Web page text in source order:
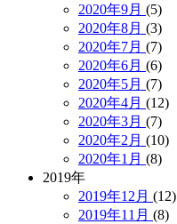
2020年9月 (5)
2020年8月 (3)
2020年7月 (7)
2020年6月 (6)
2020年5月 (7)
2020年4月 (12)
2020年3月 (7)
2020年2月 (10)
2020年1月 (8)
2019年
2019年12月 (12)
2019年11月 (8)